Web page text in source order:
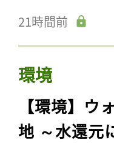
21時間前
環境
【環境】ウ
地 ～水還元